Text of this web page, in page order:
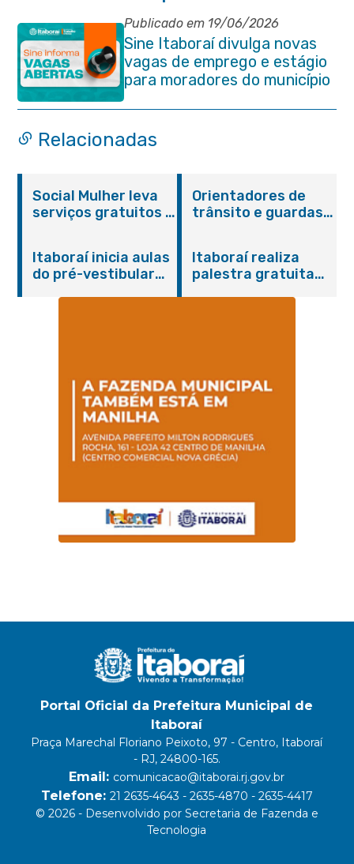
Publicado em 19/06/2026
Sine Itaboraí divulga novas
vagas de emprego e estágio
para moradores do município
Relacionadas
Social Mulher leva
serviços gratuitos à
sexta-feira (07/08)
Orientadores de
trânsito e guardas
primeiros socorros
em Itaboraí
Itaboraí inicia aulas
do pré-vestibular
Itaboraí realiza
palestra gratuita
Portal Oficial da Prefeitura Municipal de
Itaboraí
Praça Marechal Floriano Peixoto, 97 - Centro, Itaboraí
- RJ, 24800-165.
Email: comunicacao@itaborai.rj.gov.br
Telefone: 21 2635-4643 - 2635-4870 - 2635-4417
© 2026 - Desenvolvido por Secretaria de Fazenda e
Tecnologia